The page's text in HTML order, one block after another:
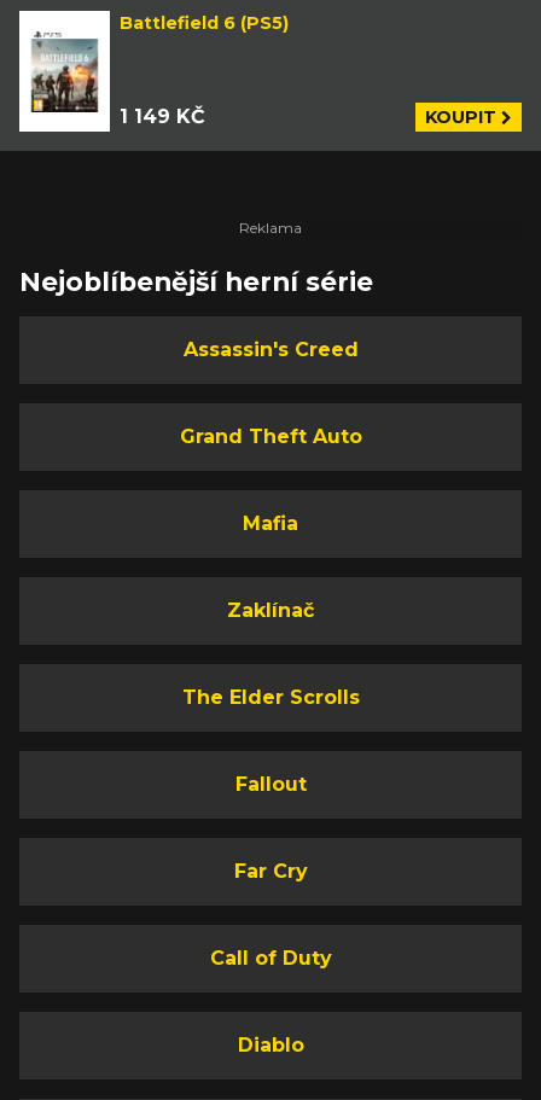
Battlefield 6 (PS5)
1 149 KČ KOUPIT
Nejoblíbenější herní série
Assassin's Creed
Grand Theft Auto
Mafia
Zaklínač
The Elder Scrolls
Fallout
Far Cry
Call of Duty
Diablo